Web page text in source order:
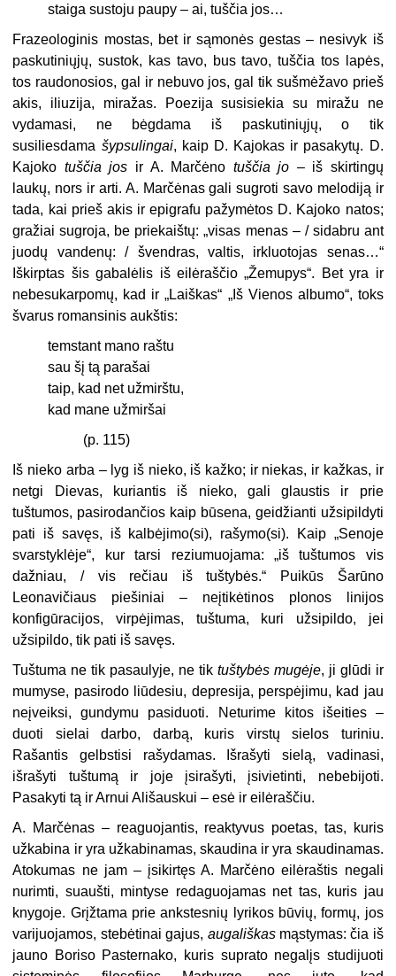
staiga sustoju paupy – ai, tuščia jos…
Frazeologinis mostas, bet ir sąmonės gestas – nesivyk iš
paskutiniųjų, sustok, kas tavo, bus tavo, tuščia tos lapės,
tos raudonosios, gal ir nebuvo jos, gal tik sušmėžavo prieš
akis, iliuzija, miražas. Poezija susisiekia su miražu ne
vydamasi, ne bėgdama iš paskutiniųjų, o tik
susiliesdama šypsulingai, kaip D. Kajokas ir pasakytų. D.
Kajoko tuščia jos ir A. Marčėno tuščia jo – iš skirtingų
laukų, nors ir arti. A. Marčėnas gali sugroti savo melodiją ir
tada, kai prieš akis ir epigrafu pažymėtos D. Kajoko natos;
gražiai sugroja, be priekaištų: „visas menas – / sidabru ant
juodų vandenų: / švendras, valtis, irkluotojas senas…“
Iškirptas šis gabalėlis iš eilėraščio „Žemupys“. Bet yra ir
nebesukarpomų, kad ir „Laiškas“ „Iš Vienos albumo“, toks
švarus romansinis aukštis:
temstant mano raštu
sau šį tą parašai
taip, kad net užmirštu,
kad mane užmiršai
(p. 115)
Iš nieko arba – lyg iš nieko, iš kažko; ir niekas, ir kažkas, ir
netgi Dievas, kuriantis iš nieko, gali glaustis ir prie
tuštumos, pasirodančios kaip būsena, geidžianti užsipildyti
pati iš savęs, iš kalbėjimo(si), rašymo(si). Kaip „Senoje
svarstyklėje“, kur tarsi reziumuojama: „iš tuštumos vis
dažniau, / vis rečiau iš tuštybės.“ Puikūs Šarūno
Leonavičiaus piešiniai – neįtikėtinos plonos linijos
konfigūracijos, virpėjimas, tuštuma, kuri užsipildo, jei
užsipildo, tik pati iš savęs.
Tuštuma ne tik pasaulyje, ne tik tuštybės mugėje, ji glūdi ir
mumyse, pasirodo liūdesiu, depresija, perspėjimu, kad jau
neįveiksi, gundymu pasiduoti. Neturime kitos išeities –
duoti sielai darbo, darbą, kuris virstų sielos turiniu.
Rašantis gelbstisi rašydamas. Išrašyti sielą, vadinasi,
išrašyti tuštumą ir joje įsirašyti, įsivietinti, nebebijoti.
Pasakyti tą ir Arnui Ališauskui – esė ir eilėraščiu.
A. Marčėnas – reaguojantis, reaktyvus poetas, tas, kuris
užkabina ir yra užkabinamas, skaudina ir yra skaudinamas.
Atokumas ne jam – įsikirtęs A. Marčėno eilėraštis negali
nurimti, suaušti, mintyse redaguojamas net tas, kuris jau
knygoje. Grįžtama prie ankstesnių lyrikos būvių, formų, jos
varijuojamos, stebėtinai gajus, augališkasmąstymas: čia iš
jauno Boriso Pasternako, kuris suprato negalįs studijuoti